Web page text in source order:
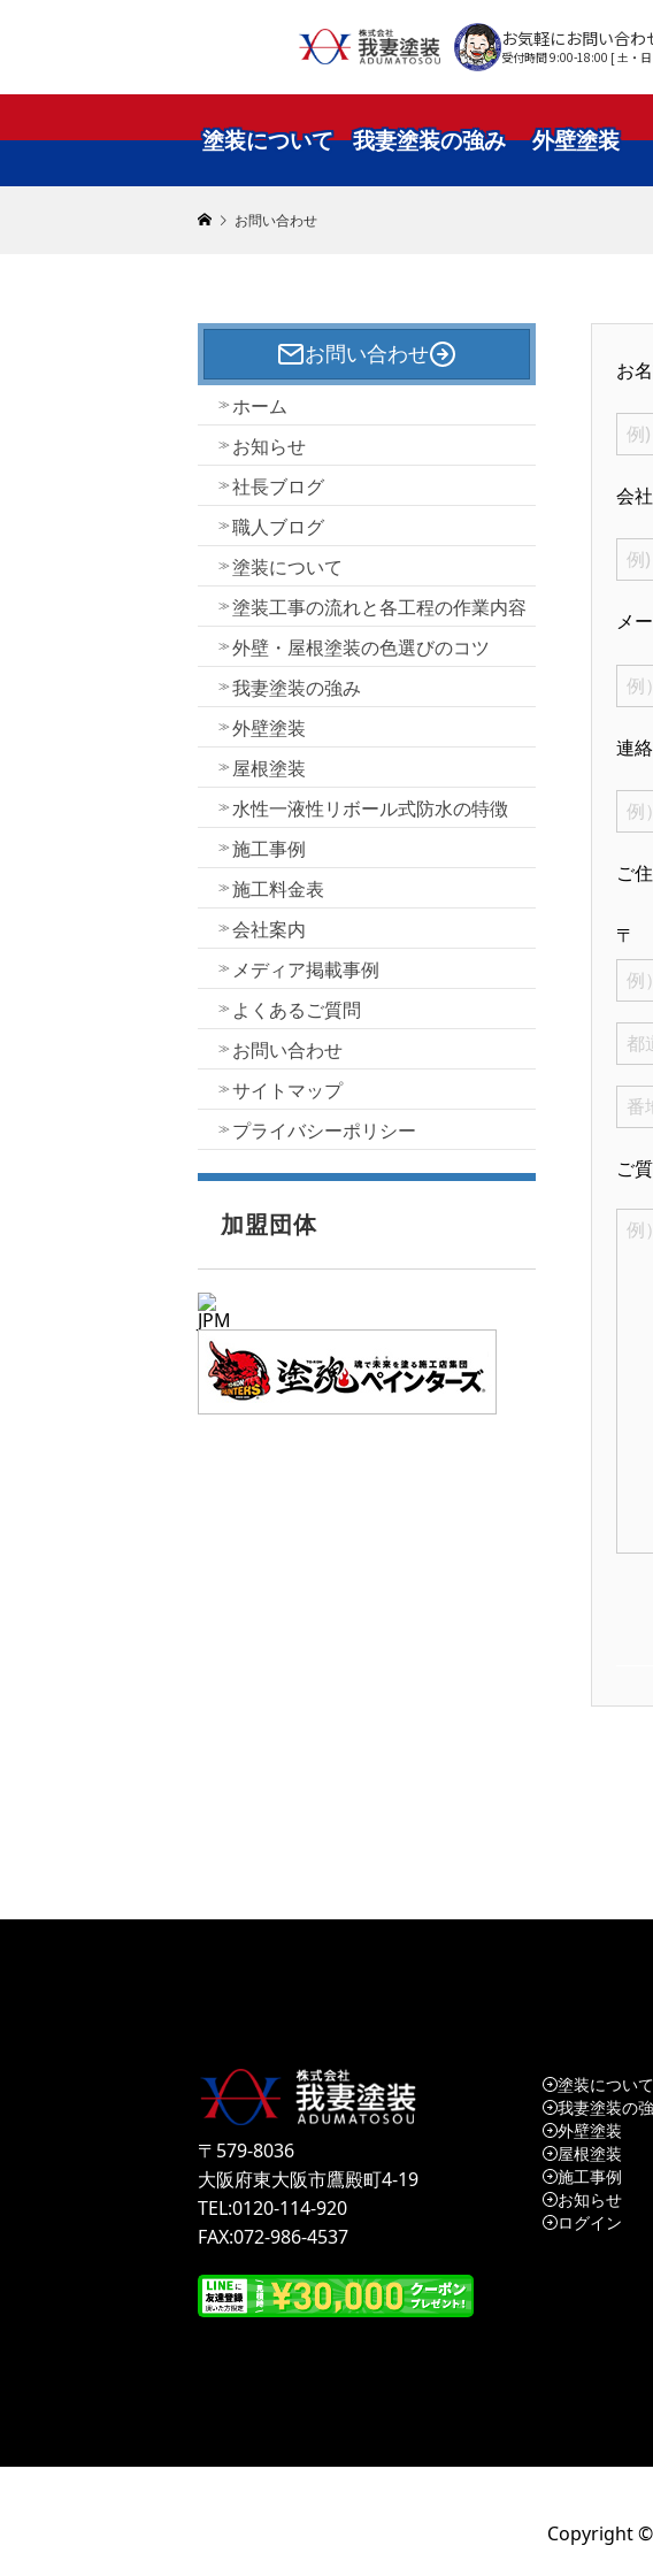
お気軽にお問い合わ
受付時間 9:00-18:00 [ 土・
塗装について 我妻塗装の強み 外壁塗装
お問い合わせ
お問い合わせ
ホーム
お知らせ
社長ブログ
職人ブログ
塗装について
塗装工事の流れと各工程の作業内容
外壁・屋根塗装の色選びのコツ
我妻塗装の強み
外壁塗装
屋根塗装
水性一液性リボール式防水の特徴
施工事例
施工料金表
会社案内
メディア掲載事例
よくあるご質問
お問い合わせ
サイトマップ
プライバシーポリシー
加盟団体
JPM
お
会
メ
連
ご
〒
ご
〒579-8036
大阪府東大阪市鷹殿町4-19
TEL:0120-114-920
FAX:072-986-4537
塗装について
我妻塗装の
外壁塗装
屋根塗装
施工事例
お知らせ
ログイン
Copyright